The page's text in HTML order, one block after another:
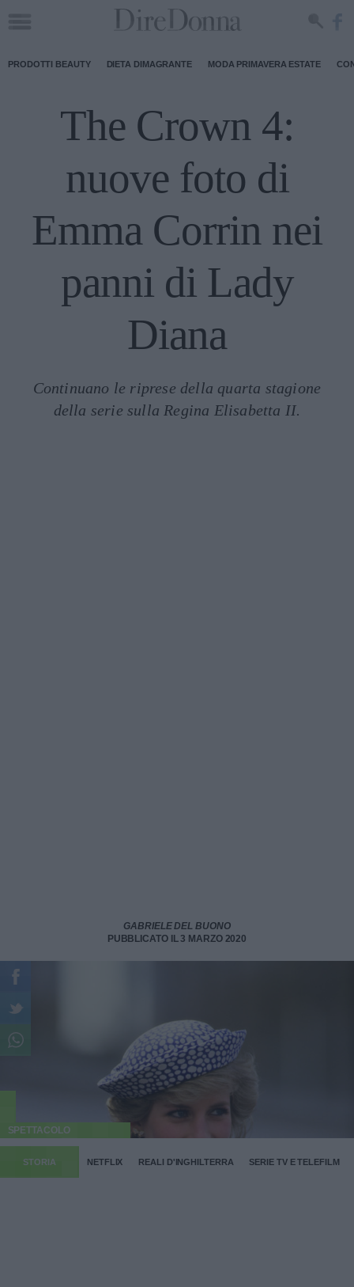
PRODOTTI BEAUTY DIETA DIMAGRANTE MODA PRIMAVERA ESTATE
The Crown 4:
nuove foto di
Emma Corrin nei
panni di Lady
Diana
Continuano le riprese della quarta stagione
della serie sulla Regina Elisabetta II.
GABRIELE DEL BUONO
PUBBLICATO IL 3 MARZO 2020
SPETTACOLO
STORIA NETFLIX REALI D'INGHILTERRA SERIE TV E TELEFILM